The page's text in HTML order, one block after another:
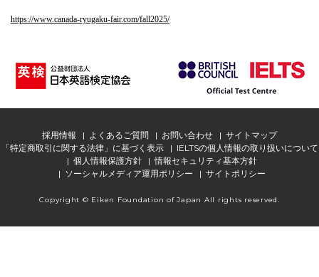
https://www.canada-ryugaku-fair.com/fall2025/
採用情報 よくあるご質問 お問い合わせ
サイトマップ
「特定商取引に関する法律」に基づく表示
IELTSの個人情報の取り扱いについて
個人情報保護方針
情報セキュリティ基本方針
ソーシャルメディア運用ポリシー
サイトポリシー
Copyright © Eiken Foundation of Japan All rights reserved.